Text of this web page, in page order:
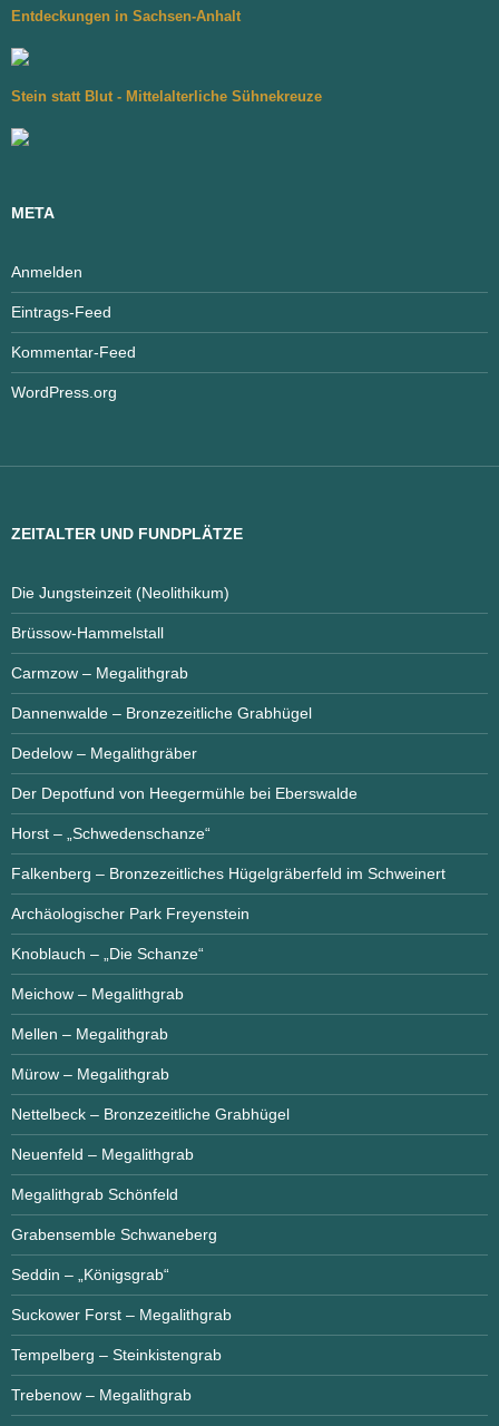
Entdeckungen in Sachsen-Anhalt
Stein statt Blut - Mittelalterliche Sühnekreuze
META
Anmelden
Eintrags-Feed
Kommentar-Feed
WordPress.org
ZEITALTER UND FUNDPLÄTZE
Die Jungsteinzeit (Neolithikum)
Brüssow-Hammelstall
Carmzow – Megalithgrab
Dannenwalde – Bronzezeitliche Grabhügel
Dedelow – Megalithgräber
Der Depotfund von Heegermühle bei Eberswalde
Horst – „Schwedenschanze“
Falkenberg – Bronzezeitliches Hügelgräberfeld im Schweinert
Archäologischer Park Freyenstein
Knoblauch – „Die Schanze“
Meichow – Megalithgrab
Mellen – Megalithgrab
Mürow – Megalithgrab
Nettelbeck – Bronzezeitliche Grabhügel
Neuenfeld – Megalithgrab
Megalithgrab Schönfeld
Grabensemble Schwaneberg
Seddin – „Königsgrab“
Suckower Forst – Megalithgrab
Tempelberg – Steinkistengrab
Trebenow – Megalithgrab